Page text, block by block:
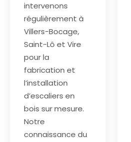
intervenons
régulièrement à
Villers-Bocage,
Saint-Lô et Vire
pour la
fabrication et
l’installation
d’escaliers en
bois sur mesure.
Notre
connaissance du